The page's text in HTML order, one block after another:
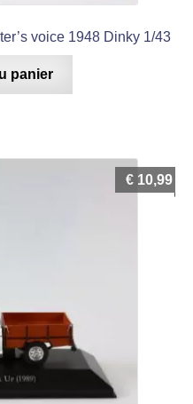
voice 1948 Dinky 1/43
panier
€ 10,99